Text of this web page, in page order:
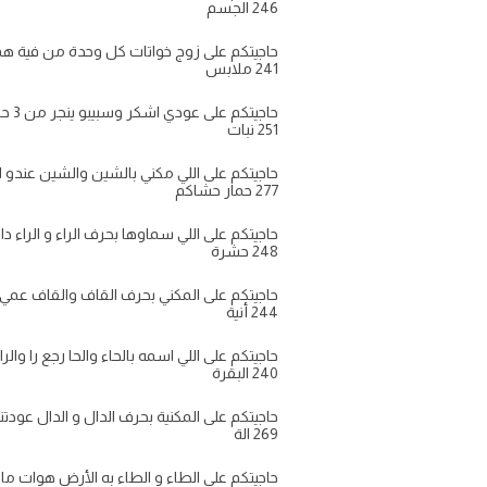
246 الجسم
حاجيتكم على زوج خواتات كل وحدة من فية
241 ملابس
حاجيتكم على عودي اشكر وسبيبو ينجر من 3 حروف
251 نبات
حاجيتكم على اللي مكني بالشين والشين عندو
277 حمار حشاكم
حاجيتكم على اللي سماوها بحرف الراء و
248 حشرة
حاجيتكم على المكني بحرف القاف والقاف عمي
244 أنية
حاجيتكم على اللي اسمه بالحاء والحا رجع را
240 البقرة
حاجيتكم على المكنية بحرف الدال و الدال
269 الة
حاجيتكم على الطاء و الطاء به الأرض هوات ما